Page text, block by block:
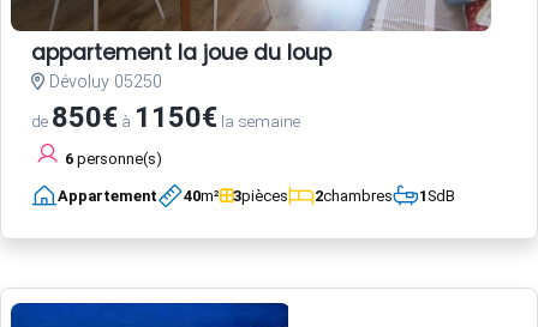
appartement la joue du loup
Dévoluy 05250
de 850€ à 1150€ la semaine
6 personne(s)
Appartement 40m² 3pièces 2chambres 1SdB